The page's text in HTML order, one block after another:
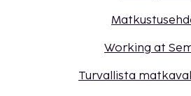
Working at
Turvallista